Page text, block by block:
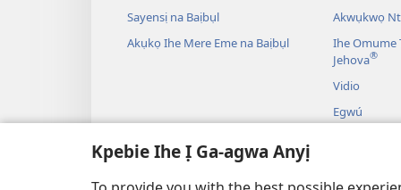
Kpebie Ihe Ị Ga-agwa Anyị
Sayensị na Baịbụl
Akụkọ Ihe Mere Eme na Baịbụl
Akwụkwọ
Ihe Omume
Jehova®
Vidio
Egwú